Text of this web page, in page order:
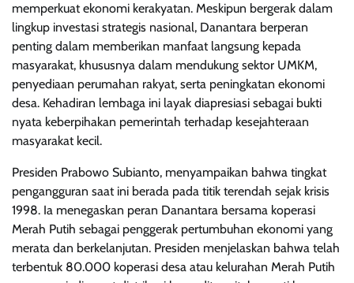
memperkuat ekonomi kerakyatan. Meskipun bergerak dalam
lingkup investasi strategis nasional, Danantara berperan
penting dalam memberikan manfaat langsung kepada
masyarakat, khususnya dalam mendukung sektor UMKM,
penyediaan perumahan rakyat, serta peningkatan ekonomi
desa. Kehadiran lembaga ini layak diapresiasi sebagai bukti
nyata keberpihakan pemerintah terhadap kesejahteraan
masyarakat kecil.
Presiden Prabowo Subianto, menyampaikan bahwa tingkat
pengangguran saat ini berada pada titik terendah sejak krisis
1998. Ia menegaskan peran Danantara bersama koperasi
Merah Putih sebagai penggerak pertumbuhan ekonomi yang
merata dan berkelanjutan. Presiden menjelaskan bahwa telah
terbentuk 80.000 koperasi desa atau kelurahan Merah Putih